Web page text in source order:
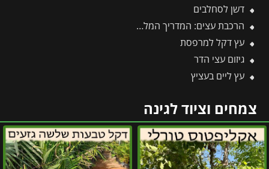
דשן לסחלבים
הרכבת עצים: המדריך המלא להרכבת עצי פרי בגינה 🌳
עץ דקל למרפסת
גיזום עצי הדר
עץ ליים בעציץ
צמחים וציוד לגינה